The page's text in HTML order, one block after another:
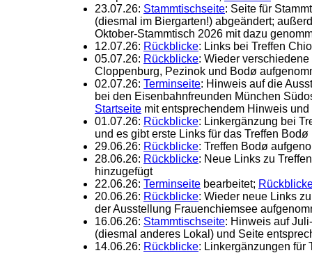
23.07.26: Stammtischseite: Seite für
(diesmal im Biergarten!) abgeändert;
Oktober-Stammtisch 2026 mit dazu
12.07.26: Rückblicke: Links bei Treffen
05.07.26: Rückblicke: Wieder
Cloppenburg, Pezinok und Bodø
02.07.26: Terminseite: Hinweis auf die
bei den Eisenbahnfreunden München
Startseite mit entsprechendem Hinweis
01.07.26: Rückblicke: Linkergänzung bei
und es gibt erste Links für das Treffen Bodø
29.06.26: Rückblicke: Treffen Bodø
28.06.26: Rückblicke: Neue Links zu
hinzugefügt
22.06.26: Terminseite bearbeitet;
20.06.26: Rückblicke: Wieder neue Links
der Ausstellung Frauenchiemsee
16.06.26: Stammtischseite: Hinweis auf
(diesmal anderes Lokal) und Seite
14.06.26: Rückblicke: Linkergänzungen für